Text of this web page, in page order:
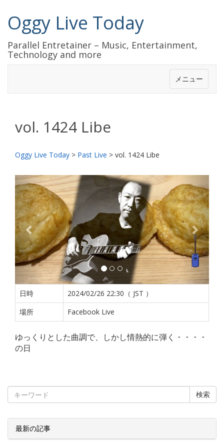
Oggy Live Today
Parallel Entretainer – Music, Entertainment,
Technology and more
メニュー
vol. 1424 Libe
Oggy Live Today > Past Live > vol. 1424 Libe
前
へ
へ
日時
2024/02/26 22:30（ JST ）
場所
Facebook Live
ゆっくりとした曲調で、しかし情熱的に弾く・・・・
の日
検索
最新の記事